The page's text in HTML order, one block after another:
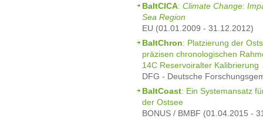
BaltCICA: Climate Change:
Sea Region
EU (01.01.2009 - 31.12.2012)
BaltChron: Platzierung der
präzisen chronologischen
14C Reservoiralter Kalibrierung
DFG - Deutsche
BaltCoast: Ein Systemansatz
der Ostsee
BONUS / BMBF (01.04.2015 -